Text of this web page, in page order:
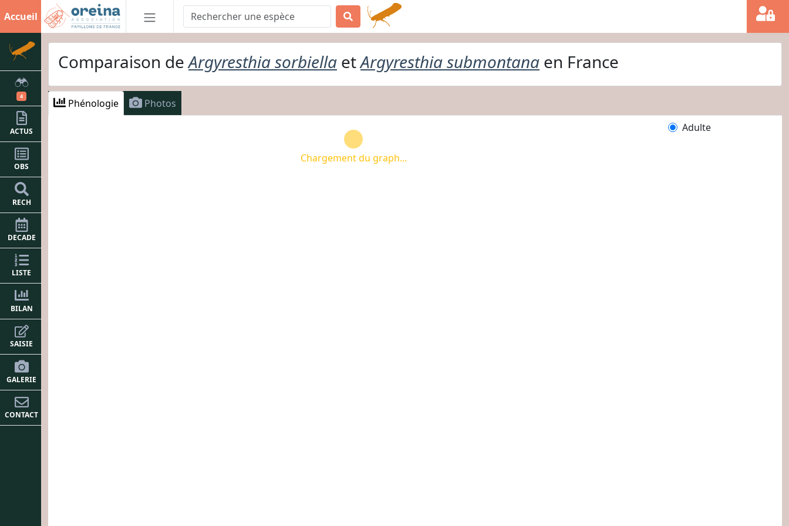
Accueil
4
ACTUS
OBS
RECH
DECADE
LISTE
BILAN
SAISIE
GALERIE
CONTACT
Comparaison deArgyresthia sorbiella etArgyresthia submontana en France
Phénologie Photos
Chargement du graph...
Chargement du graph...
Adulte